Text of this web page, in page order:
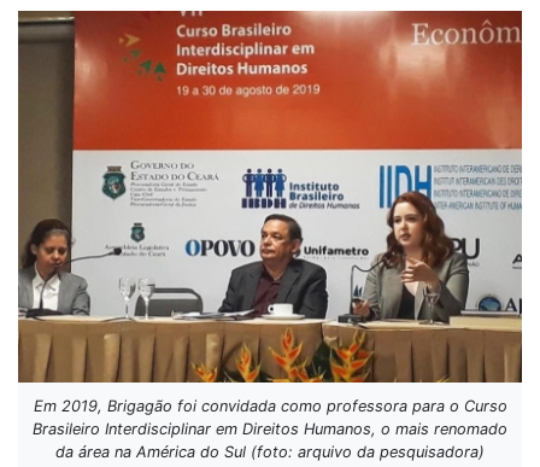
Em 2019, Brigagão foi convidada como professora para o Curso
Brasileiro Interdisciplinar em Direitos Humanos, o mais renomado
da área na América do Sul (foto: arquivo da pesquisadora)